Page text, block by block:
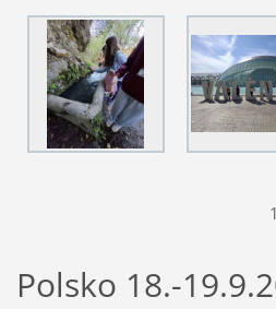
1
Polsko 18.-